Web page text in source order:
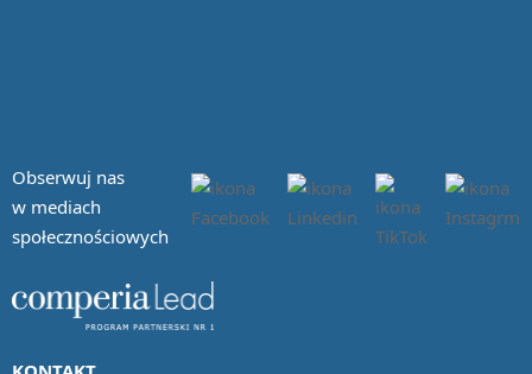
Obserwuj nas
w mediach
społecznościowych